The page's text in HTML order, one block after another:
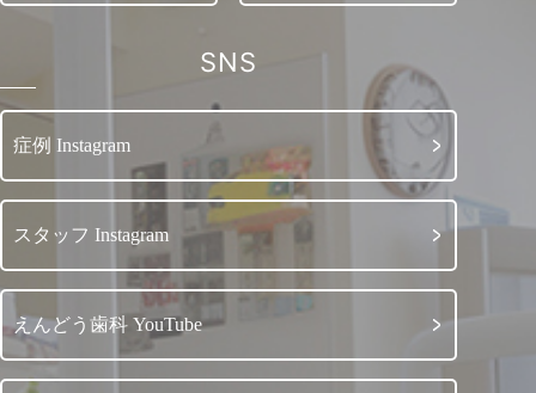
SNS
症例 Instagram
スタッフ Instagram
えんどう歯科 YouTube